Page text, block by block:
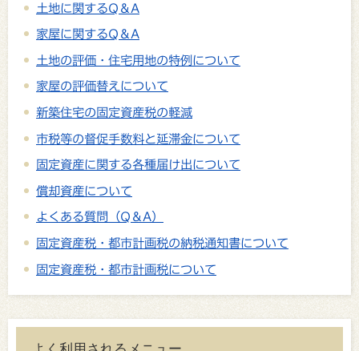
土地に関するQ＆A
家屋に関するQ＆A
土地の評価・住宅用地の特例について
家屋の評価替えについて
新築住宅の固定資産税の軽減
市税等の督促手数料と延滞金について
固定資産に関する各種届け出について
償却資産について
よくある質問（Q＆A）
固定資産税・都市計画税の納税通知書について
固定資産税・都市計画税について